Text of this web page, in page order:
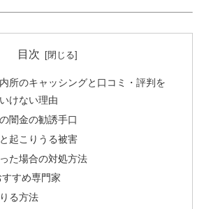
目次
所のキャッシングと口コミ・評判を
けない理由
闇金の勧誘手口
起こりうる被害
た場合の対処方法
すめ専門家
る方法